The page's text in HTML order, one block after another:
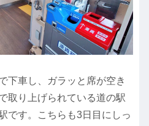
下車し、ガラッと席が空き
取り上げられている道の駅
です。こちらも3日目にしっ